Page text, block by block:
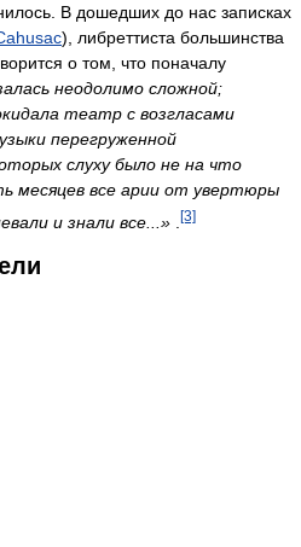
В дошедших до нас записках
), либреттиста большинства
о том, что поначалу
неодолимо сложной;
театр с возгласами
перегруженной
слуху было не на что
месяцев все арии от увертюры
и знали все...»
[3]